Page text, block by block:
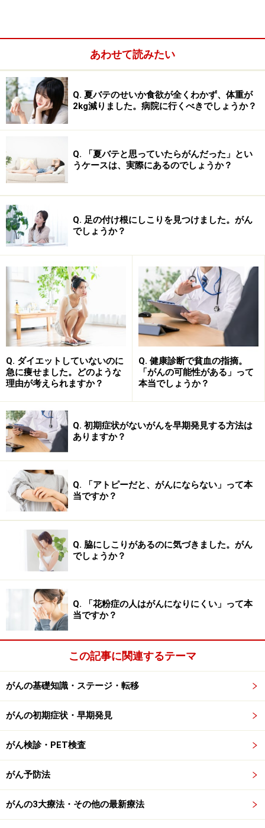
考えられています。
がんの治療においては、痛みや閉塞症状などがんそのも
のによる症状の他に、抗がん剤・放射線治療による副作
用として現れる様々な不快な症状が患者さんに現れるこ
とがあります。
以前は、まずは、積極的に完全治癒を目指した治療を徹
底的に行うことが優先されてきました。もちろん、がん
の完治を目指すことは、患者さんと医療従事者が共有す
る大きな目標ですが、その中で、患者さんが感じる不快
な症状については、医療従事者も（結果的には）あまり
目を向けず、患者さんご自身も「我慢しなくては」と感
じてこられた部分があります。
また、がん性疼痛に対する麻薬は、非常に有効かつ有用
な治療法ですが、医療用麻薬に対する誤解や、医療従事
者への緩和ケア教育が模索中だったこともあり、がん性
疼痛のコントロールが不十分な例があったことも事実で
しかし、現在の指針では、緩和ケアは、がんが発見され
その治療が開始されると同時に、必要性があれば積極的
に行うという考え方になってきました。もちろん、初期
の状態であれば、完治を目指す治療の比率が高くなり、
終末期に近づけば緩和ケアの比率が高くなるというよう
に、時期によってその比率は異なりますが、両者を同時
進行で考えるということが周知徹底されるようになって
きています。
がん治療のこれから
がんの罹患者数や、がんによって亡くなる患者さんの数の
増加が予想される日本では、がん治療のあり方、特に、終
末期のあり方は、医療従事者と患者さんとがよく話し合い
ながら、考えていくべき時期に入っていると思います。
本サイトでもご紹介しているように、ライフスタイルの
者数、がんによる死亡者数は増加傾向にあり、今後も、
当面は増え続けるだろうと予想されています。
がんの治療は、日進月歩であり、早期がんであれば十分
完治できるようになっただけでなく、進行がんについて
も、抗がん剤治療や放射線治療、また、外科手術療法の
進歩によって、治療成績は上昇傾向にあります。
あわせて読みたい
Q. 夏バテのせいか食欲が全くわかず、体重が
2kg減りました。病院に行くべきでしょうか？
Q. 「夏バテと思っていたらがんだった」とい
うケースは、実際にあるのでしょうか？
Q. 足の付け根にしこりを見つけました。がん
でしょうか？
Q. ダイエットしていないのに
急に痩せました。どのような
理由が考えられますか？
Q. 健康診断で貧血の指摘。
「がんの可能性がある」って
本当でしょうか？
Q. 初期症状がないがんを早期発見する方法は
ありますか？
Q. 「アトピーだと、がんにならない」って本
当ですか？
Q. 脇にしこりがあるのに気づきました。がん
でしょうか？
Q. 「花粉症の人はがんになりにくい」って本
当ですか？
この記事に関連するテーマ
がんの基礎知識・ステージ・転移
がんの初期症状・早期発見
がん検診・PET検査
がん予防法
がんの3大療法・その他の最新療法